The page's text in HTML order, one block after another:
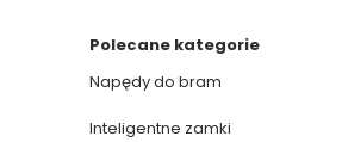
Polecane kategorie
Napędy do bram
Inteligentne zamki